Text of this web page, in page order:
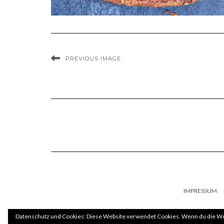
PREVIOUS IMAGE
IMPRESSUM
Datenschutz und Cookies: Diese Website verwendet Cookies. Wenn du die